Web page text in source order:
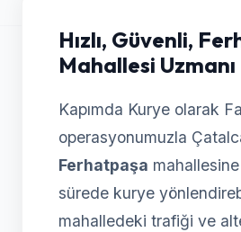
Hızlı, Güvenli,
Mahallesi Uzmanı
Kapımda Kurye olarak
operasyonumuzla
Ferhatpaşa
sürede kurye
mahalledeki trafiği ve